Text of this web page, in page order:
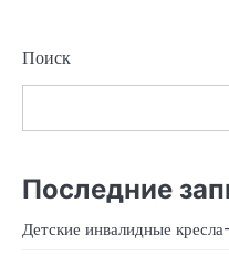
Поиск
Последние
Детские инвалидные